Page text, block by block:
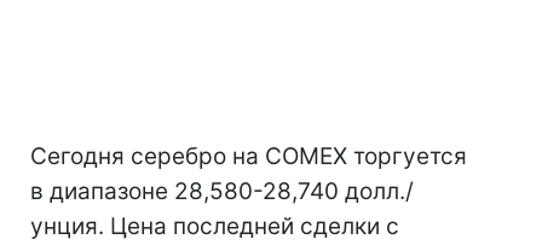
Сегодня серебро на COMEX торгуется
в диапазоне 28,580-28,740 долл./
унция. Цена последней сделки с